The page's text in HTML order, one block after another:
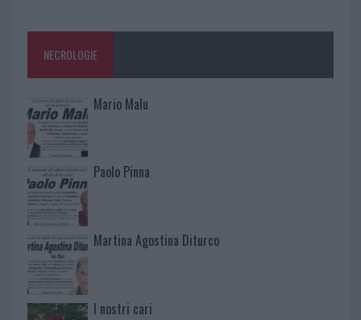
NECROLOGIE
Mario Malu
Paolo Pinna
Martina Agostina Diturco
I nostri cari